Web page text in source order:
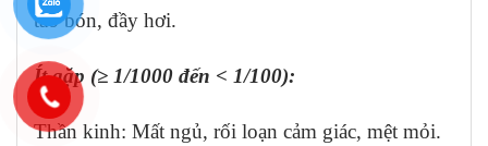
táo bón, đầy hơi.
Ít gặp (≥ 1/1000 đến < 1/100):
Thần kinh: Mất ngủ, rối loạn cảm giác, mệt mỏi.